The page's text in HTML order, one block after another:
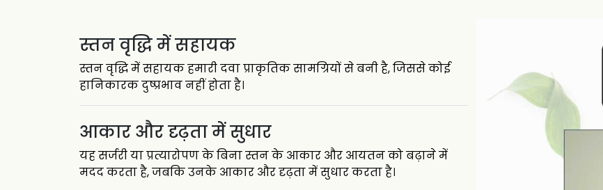
स्तन वृद्धि में सहायक
स्तन वृद्धि में सहायक हमारी दवा प्राकृतिक सामग्रियों से बनी है, जिससे कोई
हानिकारक दुष्प्रभाव नहीं होता है।
आकार और दृढ़ता में सुधार
यह सर्जरी या प्रत्यारोपण के बिना स्तन के आकार और आयतन को बढ़ाने में
मदद करता है, जबकि उनके आकार और दृढ़ता में सुधार करता है।